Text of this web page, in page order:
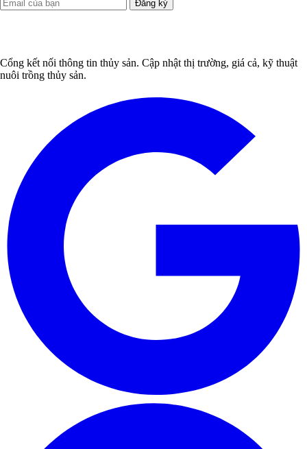
Đăng ký
Cổng kết nối thông tin thủy sản. Cập nhật thị trường, giá cả, kỹ thuật
nuôi trồng thủy sản.